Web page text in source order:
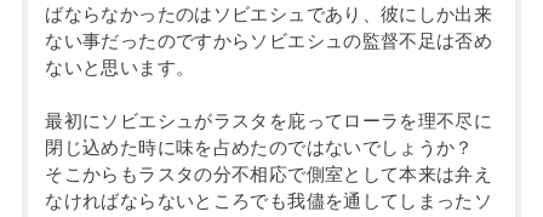
ばならなかったのはソビエシュであり、彼にしか出来
ない事だったのですからソビエシュの監督不足は否め
ないと思います。
最初にソビエシュがラスタを庇ってローラを理不尽に
閉じ込めた時に味を占めたのではないでしょうか？
そこからもラスタの分不相応で側室として本来は弁え
なければならないところでも我儘を通してしまったソ